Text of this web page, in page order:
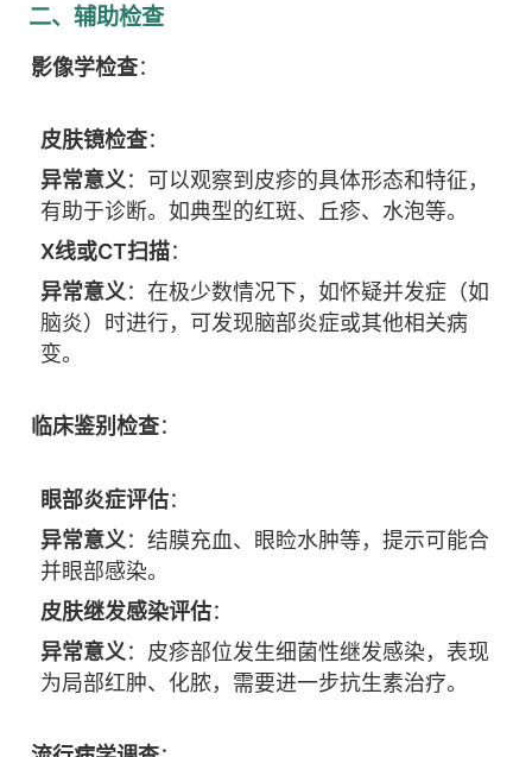
二、辅助检查
影像学检查：
皮肤镜检查：
异常意义：可以观察到皮疹的具体形态和特征，
有助于诊断。如典型的红斑、丘疹、水泡等。
X线或CT扫描：
异常意义：在极少数情况下，如怀疑并发症（如
脑炎）时进行，可发现脑部炎症或其他相关病
变。
临床鉴别检查：
眼部炎症评估：
异常意义：结膜充血、眼睑水肿等，提示可能合
并眼部感染。
皮肤继发感染评估：
异常意义：皮疹部位发生细菌性继发感染，表现
为局部红肿、化脓，需要进一步抗生素治疗。